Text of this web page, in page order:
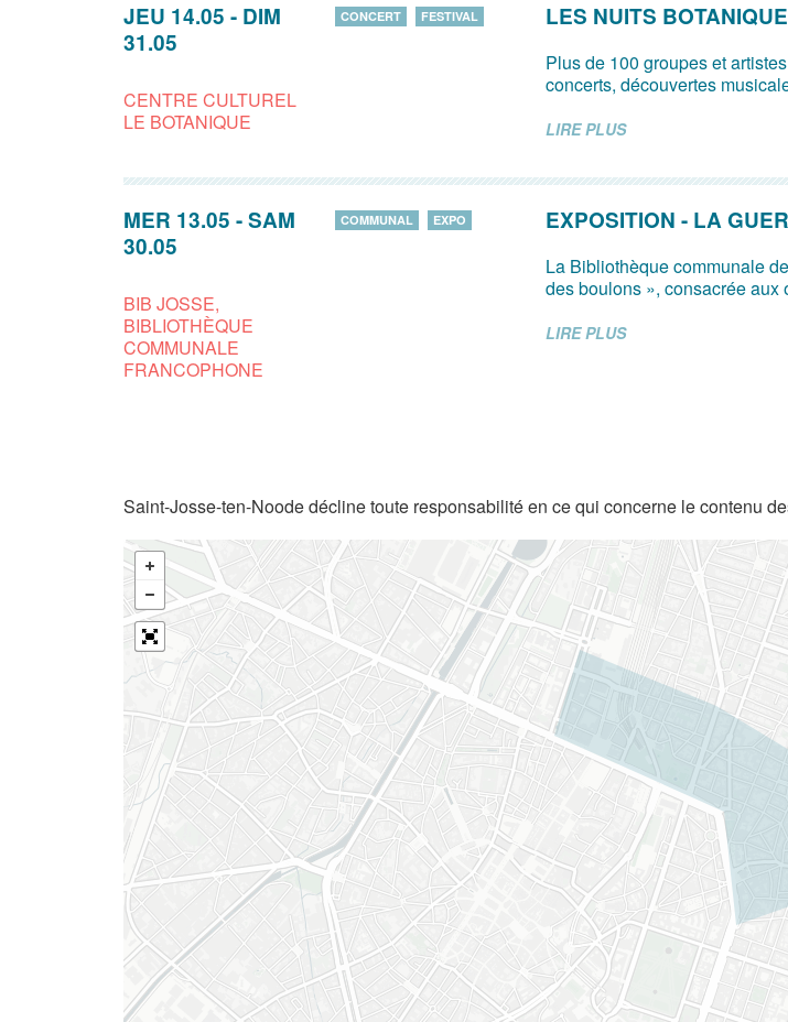
JEU 14.05 - DIM
31.05
CENTRE CULTUREL
LE BOTANIQUE
CONCERT FESTIVAL LES NUITS
Plus de 100 groupes et
concerts, découvertes
LIRE PLUS
MER 13.05 -SAM
30.05
BIB JOSSE,
BIBLIOTHÈQUE
COMMUNALE
FRANCOPHONE
COMMUNAL EXPO EXPOSITION - LA
La Bibliothèque communale
des boulons », consacrée aux
LIRE PLUS
Saint-Josse-ten-Noode décline toute responsabilité en ce qui concerne le contenu